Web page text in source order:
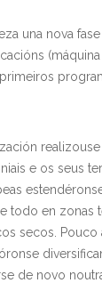
una nova
e os seus
todo en zonas
secos. Pouco
de novo